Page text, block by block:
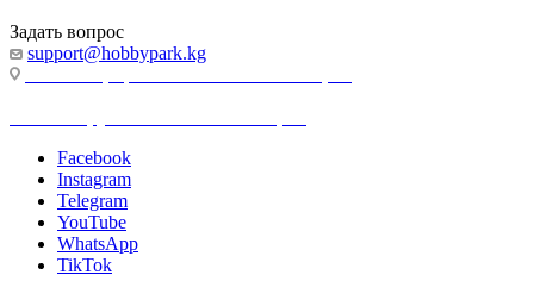
Задать вопрос
support@hobbypark.kg
Facebook
Instagram
Telegram
YouTube
WhatsApp
TikTok